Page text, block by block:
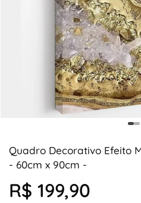
Quadro Decorativo Efeito
- 60cm x 90cm -
R$ 199,90